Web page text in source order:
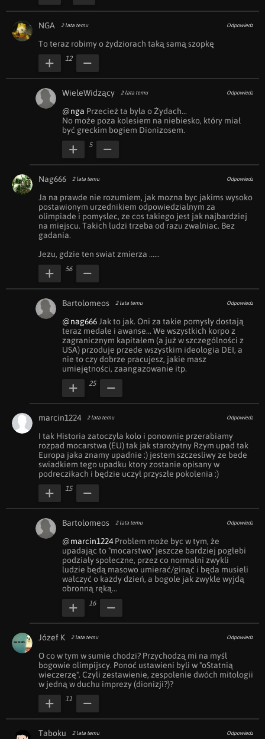
NGA 2 lata temu Odpowiedz
To teraz robimy o żydziorach taką samą szopkę
12
WieleWidzący 2 lata temu Odpowiedz
@nga Przecież ta była o Żydach...
No może poza kolesiem na niebiesko, który miał
być greckim bogiem Dionizosem.
5
Nag666 2 lata temu Odpowiedz
Ja na prawde nie rozumiem, jak mozna byc jakims wysoko
postawionym urzednikiem odpowiedzialnym za
olimpiade i pomyslec, ze cos takiego jest jak najbardziej
na miejscu. Takich ludzi trzeba od razu zwalniac. Bez
gadania.
Jezu, gdzie ten swiat zmierza ......
56
Bartolomeos 2 lata temu Odpowiedz
@nag666 Jak to jak. Oni za takie pomysły dostają
teraz medale i awanse... We wszystkich korpo z
zagranicznym kapitałem (a już w szczególności z
USA) przoduje przede wszystkim ideologia DEI, a
nie to czy dobrze pracujesz, jakie masz
umiejętności, zaangazowanie itp.
25
marcin1224 2 lata temu Odpowiedz
I tak Historia zatoczyła kolo i ponownie przerabiamy
rozpad mocarstwa (EU) tak jak starożytny Rzym upad tak
Europa jaka znamy upadnie :) jestem szczesliwy ze bede
swiadkiem tego upadku ktory zostanie opisany w
podreczikach i będzie uczył przyszłe pokolenia :)
15
Bartolomeos 2 lata temu Odpowiedz
@marcin1224 Problem może byc w tym, że
upadając to "mocarstwo" jeszcze bardziej pogłebi
podziały społeczne, przez co normalni zwykli
ludzie będą masowo umierać/ginąć i będa musieli
walczyć o każdy dzień, a bogole jak zwykle wyjdą
obronną ręką...
16
Józef K 2 lata temu Odpowiedz
O co w tym w sumie chodzi? Przychodzą mi na myśl
bogowie olimpijscy. Ponoć ustawieni byli w "oStatnią
wieczerzę". Czyli zestawienie, zespolenie dwóch mitologii
w jedną w duchu imprezy (dionizji?)?
11
Taboku 2 lata temu Odpowiedz